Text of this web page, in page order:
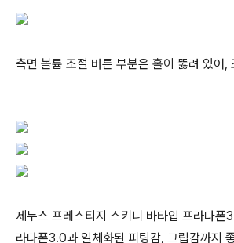
측면 볼륨 조절 버튼 부분은 홀이 뚫려 있어,
제누스 프레스티지 스키니 바타입 프라다폰
라다폰3.0과 일체화된 피팅감, 그립감까지